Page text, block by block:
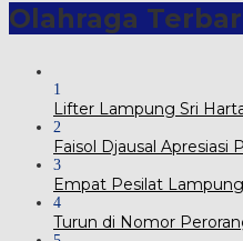
Olahraga
1
Lifter Lampung Sri
2
Faisol Djausal
3
Empat Pesilat
4
Turun di Nomor